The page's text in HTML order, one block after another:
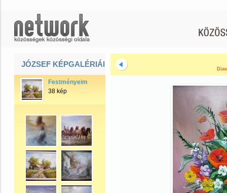
JÓZSEF KÉPGALÉRIÁI
Festményeim
38 kép